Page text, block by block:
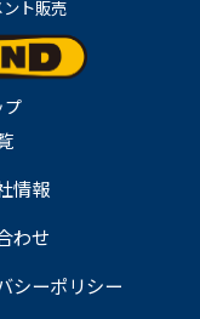
ト販売
プ
情報
わせ
シーポリシー